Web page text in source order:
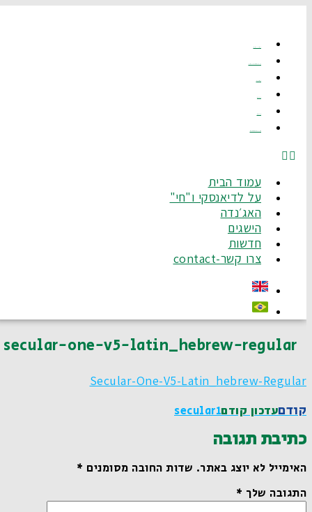
עמוד הבית
על לדיאנסקי ו"חי"
האג׳נדה
הישגים
חדשות
צרו קשר-contact
secular-one-v5-latin_hebrew-regular
Secular-One-V5-Latin_hebrew-Regular
קודםעדכון קודםSecular1
כתיבת תגובה
האימייל לא יוצג באתר.שדות החובה מסומנים*
התגובה שלך*